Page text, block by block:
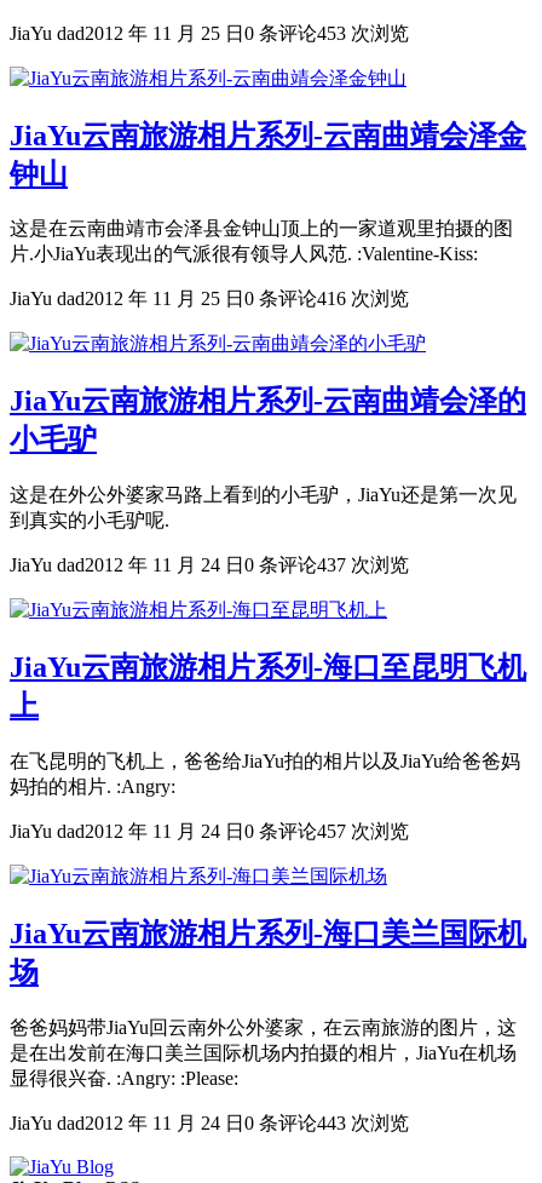
JiaYu dad2012 年 11 月 25 日 0 条评论453 次浏览
JiaYu云南旅游相片系列-云南曲靖会泽金
钟山
这是在云南曲靖市会泽县金钟山顶上的一家道观里拍摄的图
片.小JiaYu表现出的气派很有领导人风范. :Valentine-Kiss:
JiaYu dad2012 年 11 月 25 日 0 条评论416 次浏览
JiaYu云南旅游相片系列-云南曲靖会泽的
小毛驴
这是在外公外婆家马路上看到的小毛驴，JiaYu还是第一次见
到真实的小毛驴呢.
JiaYu dad2012 年 11 月 24 日 0 条评论437 次浏览
JiaYu云南旅游相片系列-海口至昆明飞机
上
在飞昆明的飞机上，爸爸给JiaYu拍的相片以及JiaYu给爸爸妈
妈拍的相片. :Angry:
JiaYu dad2012 年 11 月 24 日 0 条评论457 次浏览
JiaYu云南旅游相片系列-海口美兰国际机
场
爸爸妈妈带JiaYu回云南外公外婆家，在云南旅游的图片，这
是在出发前在海口美兰国际机场内拍摄的相片，JiaYu在机场
显得很兴奋. :Angry: :Please:
JiaYu dad2012 年 11 月 24 日 0 条评论443 次浏览